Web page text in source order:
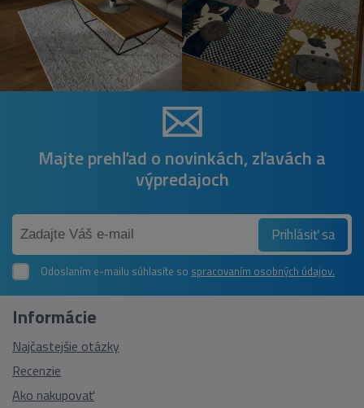
Majte prehľad o novinkách, zľavách a
výpredajoch
Prihlásiť sa
Odoslaním e-mailu súhlasíte so spracovaním osobných údajov.
Informácie
Najčastejšie otázky
Recenzie
Ako nakupovať